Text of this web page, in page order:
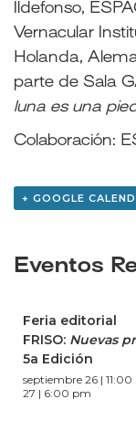
Ildefonso,
Vernacular
Holanda,
parte de Sala
luna es una
Colaboración:
+ GOOGLE
Eventos
Feria editorial
FRISO: Nuevas
5a Edición
septiembre 26 | 11:00
27 | 6:00 pm